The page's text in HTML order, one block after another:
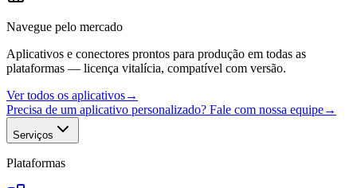
Navegue pelo mercado
Aplicativos e conectores prontos para produção em todas as
plataformas — licença vitalícia, compatível com versão.
Ver todos os aplicativos→
Precisa de um aplicativo personalizado? Fale com nossa equipe→
Serviços
Plataformas